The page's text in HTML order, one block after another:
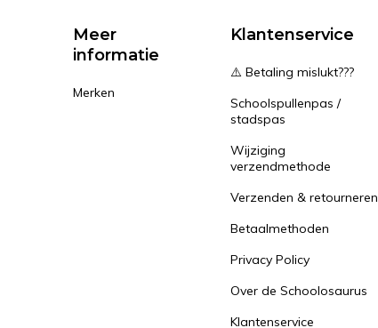
Meer
informatie
Merken
Klantenservice
⚠️ Betaling mislukt???
Schoolspullenpas /
stadspas
Wijziging
verzendmethode
Verzenden & retourneren
Betaalmethoden
Privacy Policy
Over de Schoolosaurus
Klantenservice